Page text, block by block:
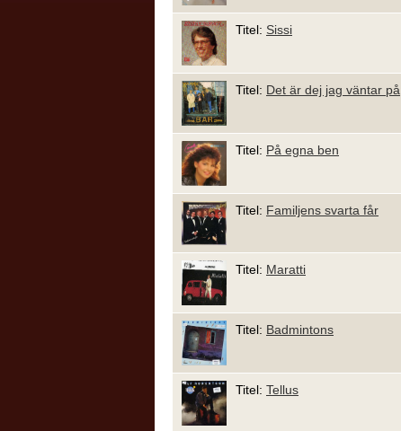
Titel: Sissi
Titel: Det är dej jag väntar på
Titel: På egna ben
Titel: Familjens svarta får
Titel: Maratti
Titel: Badmintons
Titel: Tellus